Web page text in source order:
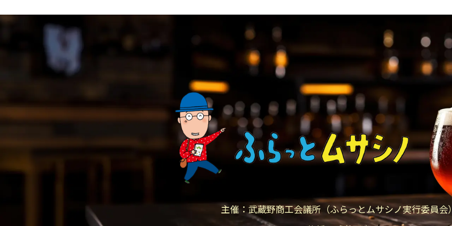
主催：武蔵野商工会議所 （ふらっとムサシノ実行委員会